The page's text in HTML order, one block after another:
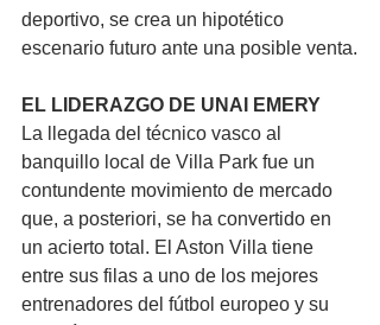
deportivo, se crea un hipotético
escenario futuro ante una posible venta.
EL LIDERAZGO DE UNAI EMERY
La llegada del técnico vasco al
banquillo local de Villa Park fue un
contundente movimiento de mercado
que, a posteriori, se ha convertido en
un acierto total. El Aston Villa tiene
entre sus filas a uno de los mejores
entrenadores del fútbol europeo y su